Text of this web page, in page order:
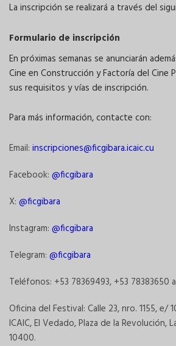
La inscripción se realizará a través del
Formulario de inscripción
En próximas semanas se anunciarán
Cine en Construcción y Factoría del Cine
sus requisitos y vías de inscripción.
Para más información, contacte con:
Email: inscripciones@ficgibara.icaic.cu
Facebook: @ficgibara
X: @ficgibara
Instagram: @ficgibara
Telegram: @ficgibara
Teléfonos: +53 78369493, +53 78383650
Oficina del Festival: Calle 23, nro. 1155, e/
ICAIC, El Vedado, Plaza de la Revolución,
10400.